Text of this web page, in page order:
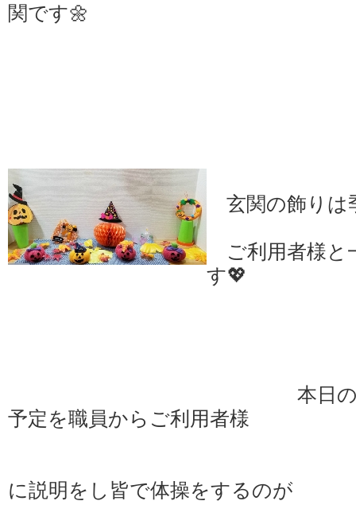
関です🌼
玄関の飾りは
ご利用者様と
す💖
本日
予定を職員からご利用者様
に説明をし皆で体操をするのが